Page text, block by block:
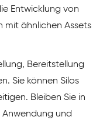
Entwicklung von
ähnlichen Assets
Bereitstellung
Sie können Silos
Bleiben Sie in
Anwendung und